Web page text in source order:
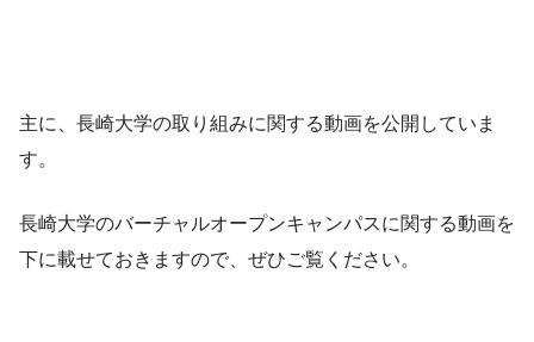
主に、長崎大学の取り組みに関する動画を公開していま
す。
長崎大学のバーチャルオープンキャンパスに関する動画を
下に載せておきますので、ぜひご覧ください。